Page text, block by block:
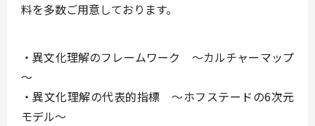
料を多数ご用意しております。
・異文化理解のフレームワーク ～カルチャーマップ
～
・異文化理解の代表的指標 ～ホフステードの6次元
モデル～